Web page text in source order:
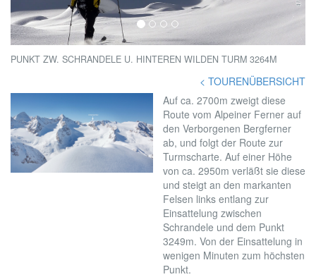
PUNKT ZW. SCHRANDELE U. HINTEREN WILDEN TURM 3264M
< TOURENÜBERSICHT
Auf ca. 2700m zweigt diese
Route vom Alpeiner Ferner auf
den Verborgenen Bergferner
ab, und folgt der Route zur
Turmscharte. Auf einer Höhe
von ca. 2950m verläßt sie diese
und steigt an den markanten
Felsen links entlang zur
Einsattelung zwischen
Schrandele und dem Punkt
3249m. Von der Einsattelung in
wenigen Minuten zum höchsten
Punkt.